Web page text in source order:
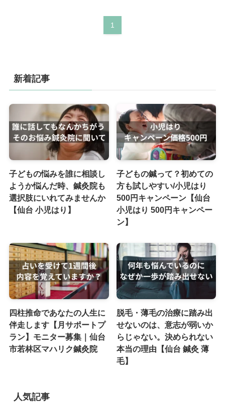
1
新着記事
子どもの悩みを誰に相談し
ようか悩んだ時、鍼灸院も
選択肢にいれてみませんか
【仙台 小児はり】
子どもの鍼って？初めての
方も試しやすい/小児はり
500円キャンペーン【仙台
小児はり 500円キャンペー
ン】
四柱推命であなたの人生に
伴走します【月サポートプ
ラン】モニター募集｜仙台
市若林区マハリク鍼灸院
脱毛・薄毛の治療に踏み出
せないのは、意志が弱いか
らじゃない。決められない
本当の理由【仙台 鍼灸 薄
毛】
人気記事